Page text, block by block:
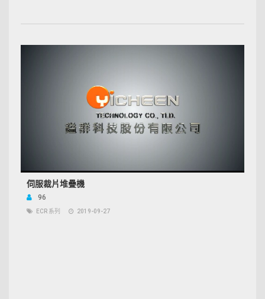
伺服裁片堆疊機
96
ECR 系列 2019-09-27